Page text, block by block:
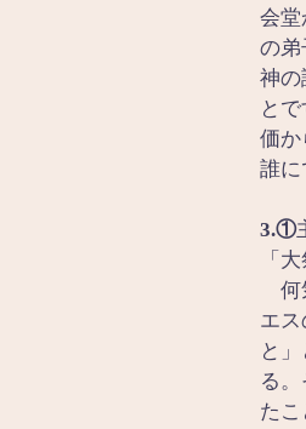
会堂
の弟
神の
と
価か
誰に
3.①
「
何
エ
と
る
た